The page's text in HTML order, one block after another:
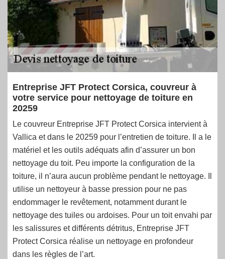
Entreprise JFT Protect Corsica, couvreur à
votre service pour nettoyage de toiture en
20259
Le couvreur Entreprise JFT Protect Corsica intervient à
Vallica et dans le 20259 pour l’entretien de toiture. Il a le
matériel et les outils adéquats afin d’assurer un bon
nettoyage du toit. Peu importe la configuration de la
toiture, il n’aura aucun problème pendant le nettoyage. Il
utilise un nettoyeur à basse pression pour ne pas
endommager le revêtement, notamment durant le
nettoyage des tuiles ou ardoises. Pour un toit envahi par
les salissures et différents détritus, Entreprise JFT
Protect Corsica réalise un nettoyage en profondeur
dans les règles de l’art.